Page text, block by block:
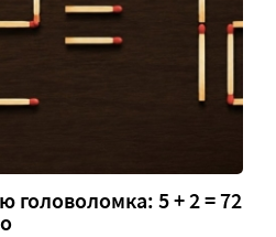
головоломка: 5 + 2 = 72